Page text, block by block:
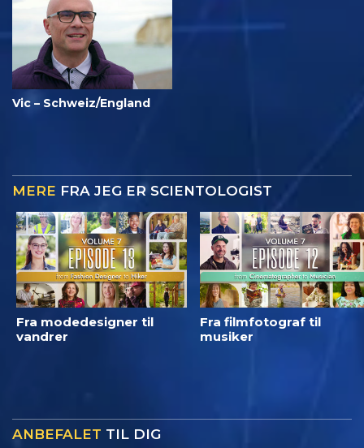
Vic – Schweiz/England
MERE FRA JEG ER SCIENTOLOGIST
Fra modedesigner til
vandrer
Fra filmfotograf til
musiker
ANBEFALET TIL DIG